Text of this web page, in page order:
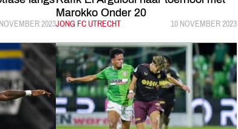
2023
Marokko Onder 20
CATEGORIE:
JONG FC UTRECHT GEPUBLICEERD:
10 NOVEMBER 2023